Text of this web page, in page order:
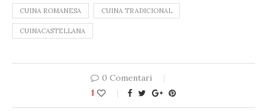
CUINA ROMANESA CUINA TRADICIONAL
CUINACASTELLANA
0 Comentari
1